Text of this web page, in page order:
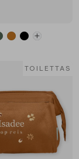
TOILETTAS